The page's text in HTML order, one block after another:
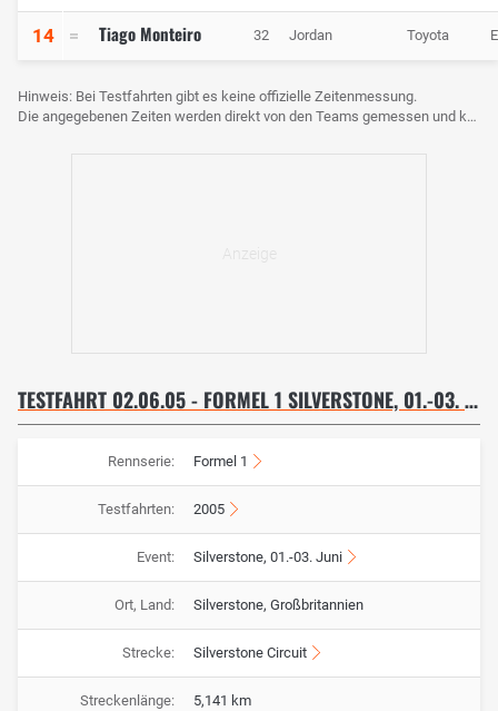
14 Tiago Monteiro 32 Jordan Toyota
Hinweis: Bei Testfahrten gibt es keine offizielle Zeitenmessung.
Die angegebenen Zeiten werden direkt von den Teams gemessen und können voneinander abweichen.
TESTFAHRT 02.06.05 - FORMEL 1 SILVERSTONE, 01.-03. JUNI
Rennserie: Formel 1
Testfahrten: 2005
Event: Silverstone, 01.-03. Juni
Ort, Land: Silverstone, Großbritannien
Strecke: Silverstone Circuit
Streckenlänge: 5,141 km